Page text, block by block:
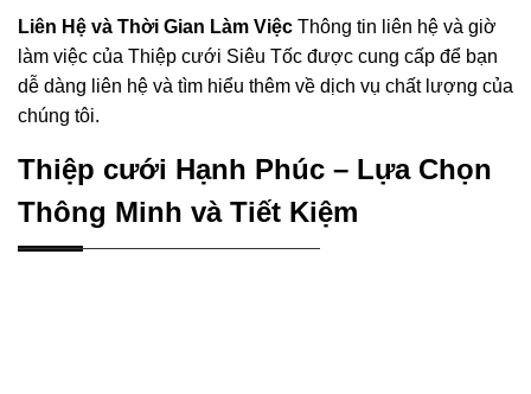
Liên Hệ và Thời Gian Làm Việc Thông tin liên hệ và giờ
làm việc của Thiệp cưới Siêu Tốc được cung cấp để bạn
dễ dàng liên hệ và tìm hiểu thêm về dịch vụ chất lượng của
chúng tôi.
Thiệp cưới Hạnh Phúc – Lựa Chọn
Thông Minh và Tiết Kiệm